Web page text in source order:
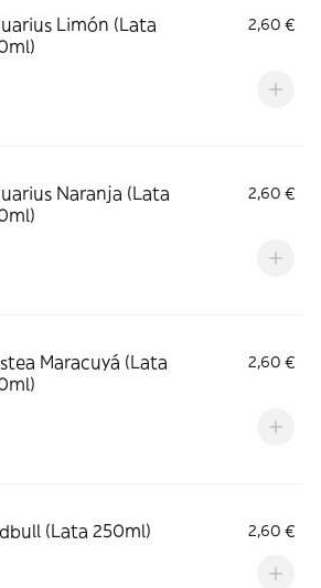
Limón (Lata
2,60 €
Naranja (Lata
2,60 €
Maracuyá (Lata
2,60 €
(Lata 250ml) 2,60 €